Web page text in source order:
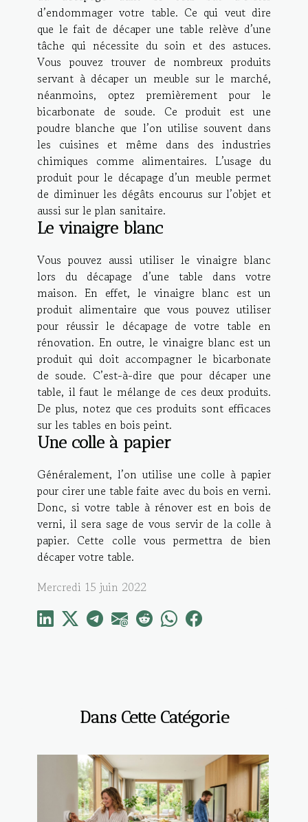
d’endommager votre table. Ce qui veut dire
que le fait de décaper une table relève d’une
tâche qui nécessite du soin et des astuces.
Vous pouvez trouver de nombreux produits
servant à décaper un meuble sur le marché,
néanmoins, optez premièrement pour le
bicarbonate de soude. Ce produit est une
poudre blanche que l’on utilise souvent dans
les cuisines et même dans des industries
chimiques comme alimentaires. L’usage du
produit pour le décapage d’un meuble permet
de diminuer les dégâts encourus sur l’objet et
aussi sur le plan sanitaire.
Le vinaigre blanc
Vous pouvez aussi utiliser le vinaigre blanc
lors du décapage d’une table dans votre
maison. En effet, le vinaigre blanc est un
produit alimentaire que vous pouvez utiliser
pour réussir le décapage de votre table en
rénovation. En outre, le vinaigre blanc est un
produit qui doit accompagner le bicarbonate
de soude. C’est-à-dire que pour décaper une
table, il faut le mélange de ces deux produits.
De plus, notez que ces produits sont efficaces
sur les tables en bois peint.
Une colle à papier
Généralement, l’on utilise une colle à papier
pour cirer une table faite avec du bois en verni.
Donc, si votre table à rénover est en bois de
verni, il sera sage de vous servir de la colle à
papier. Cette colle vous permettra de bien
décaper votre table.
Mercredi 15 juin 2022
Dans Cette Catégorie